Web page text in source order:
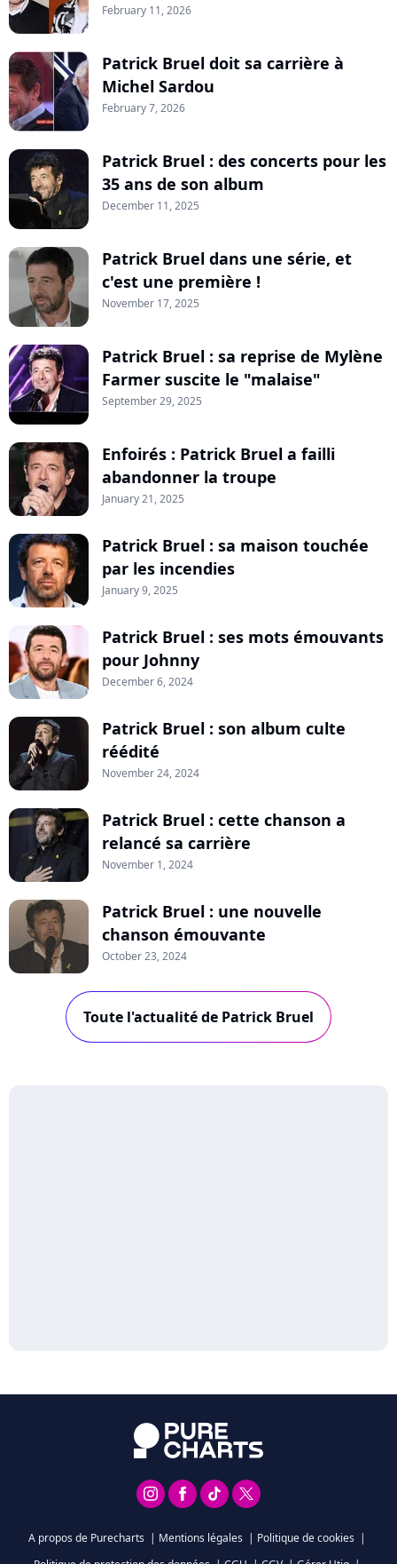
February 11, 2026
Patrick Bruel doit sa carrière à
Michel Sardou
February 7, 2026
Patrick Bruel : des concerts pour les
35 ans de son album
December 11, 2025
Patrick Bruel dans une série, et
c'est une première !
November 17, 2025
Patrick Bruel : sa reprise de Mylène
Farmer suscite le "malaise"
September 29, 2025
Enfoirés : Patrick Bruel a failli
abandonner la troupe
January 21, 2025
Patrick Bruel : sa maison touchée
par les incendies
January 9, 2025
Patrick Bruel : ses mots émouvants
pour Johnny
December 6, 2024
Patrick Bruel : son album culte
réédité
November 24, 2024
Patrick Bruel : cette chanson a
relancé sa carrière
November 1, 2024
Patrick Bruel : une nouvelle
chanson émouvante
October 23, 2024
Toute l'actualité de Patrick Bruel
A propos de Purecharts | Mentions légales | Politique de cookies |